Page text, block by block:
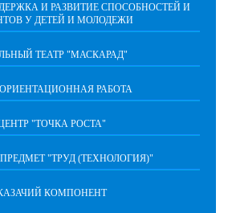
И РАЗВИТИЕ СПОСОБНОСТЕЙ И
У ДЕТЕЙ И МОЛОДЕЖИ
ТЕАТР "МАСКАРАД"
РАБОТА
"ТОЧКА РОСТА"
"ТРУД (ТЕХНОЛОГИЯ)"
КОМПОНЕНТ